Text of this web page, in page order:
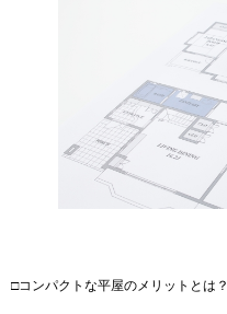
□コンパクトな平屋のメリットとは？